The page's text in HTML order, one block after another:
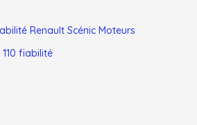
Renault Scénic Moteurs
fiabilité